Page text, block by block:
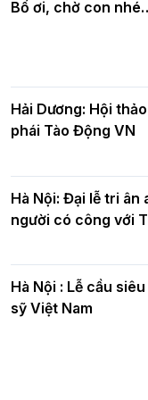
Bố ơi, chờ con
Hải Dương: Hội
phái Tào Động VN
Hà Nội: Đại lễ tri ân
người có công với
Hà Nội : Lễ cầu
sỹ Việt Nam